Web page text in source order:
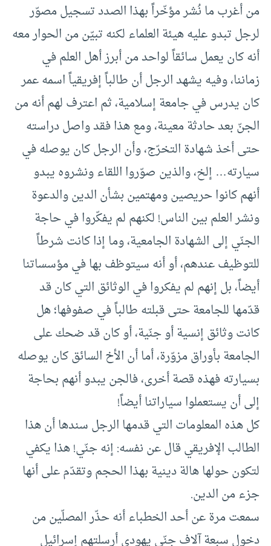
من أغرب ما نُشر مؤخّراً بهذا الصدد تسجيل مصوّر
لرجل تبدو عليه هيئة العلماء لكنه تبيّن من الحوار معه
أنه كان يعمل سائقاً لواحد من أبرز أهل العلم في
زماننا، وفيه يشهد الرجل أن طالباً إفريقياً اسمه عمر
كان يدرس في جامعة إسلامية، ثم اعترف لهم أنه من
الجنّ بعد حادثة معينة، ومع هذا فقد واصل دراسته
حتى أخذ شهادة التخرّج، وأن الرجل كان يوصله في
سيارته… إلخ، والذين صوّروا اللقاء ونشروه يبدو
أنهم كانوا حريصين ومهتمين بشأن الدين والدعوة
ونشر العلم بين الناس! لكنهم لم يفكّروا في حاجة
الجنّي إلى الشهادة الجامعية، وما إذا كانت شرطاً
للتوظيف عندهم، أو أنه سيتوظف بها في مؤسساتنا
أيضاً، بل إنهم لم يفكروا في الوثائق التي كان قد
قدّمها للجامعة حتى قبلته طالباً في صفوفها؛ هل
كانت وثائق إنسية أو جنّية، أو كان قد ضحك على
الجامعة بأوراق مزوّرة، أما أن الأخ السائق كان يوصله
بسيارته فهذه قصة أخرى، فالجن يبدو أنهم بحاجة
إلى أن يستعملوا سياراتنا أيضاً!
كل هذه المعلومات التي قدمها الرجل سندها أن هذا
الطالب الإفريقي قال عن نفسه: إنه جنّي! هذا يكفي
لتكون حولها هالة دينية بهذا الحجم وتقدّم على أنها
جزء من الدين.
سمعت مرة عن أحد الخطباء أنه حذّر المصلّين من
دخول سبعة آلاف جنّي يهودي أرسلتهم إسرائيل